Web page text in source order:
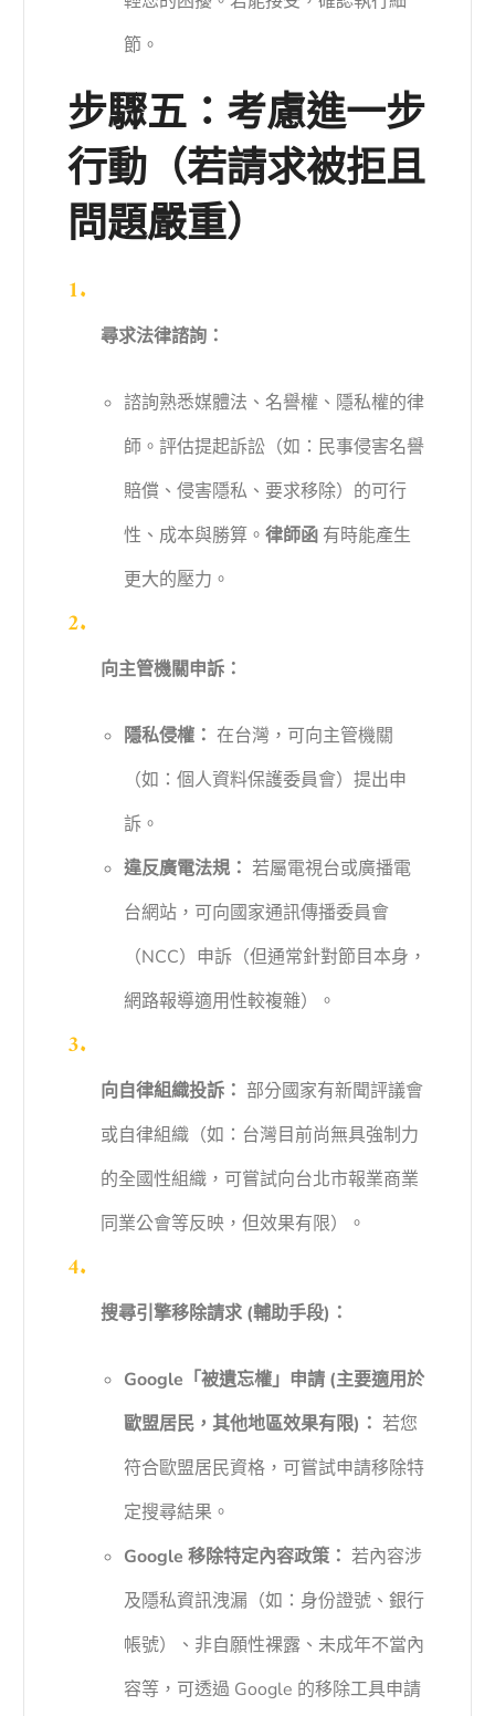
節。
步驟五：考慮進一步
行動（若請求被拒且
問題嚴重）
尋求法律諮詢：
諮詢熟悉媒體法、名譽權、隱私權的律
師。評估提起訴訟（如：民事侵害名譽
賠償、侵害隱私、要求移除）的可行
性、成本與勝算。 律師函 有時能產生
更大的壓力。
向主管機關申訴：
隱私侵權： 在台灣，可向主管機關
（如：個人資料保護委員會）提出申
訴。
違反廣電法規： 若屬電視台或廣播電
台網站，可向國家通訊傳播委員會
（NCC）申訴（但通常針對節目本身，
網路報導適用性較複雜）。
向自律組織投訴： 部分國家有新聞評議會
或自律組織（如：台灣目前尚無具強制力
的全國性組織，可嘗試向台北市報業商業
同業公會等反映，但效果有限）。
搜尋引擎移除請求 (輔助手段)：
Google「被遺忘權」申請 (主要適用於
歐盟居民，其他地區效果有限)： 若您
符合歐盟居民資格，可嘗試申請移除特
定搜尋結果。
Google 移除特定內容政策： 若內容涉
及隱私資訊洩漏（如：身份證號、銀行
帳號）、非自願性裸露、未成年不當內
容等，可透過 Google 的移除工具申請